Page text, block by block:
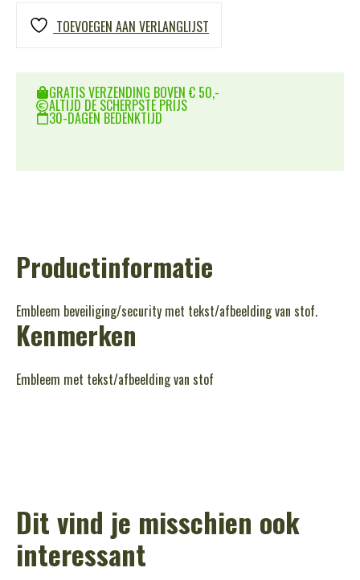
V
#2027
aantal TOEVOEGEN AAN VERLANGLIJST
GRATIS VERZENDING BOVEN € 50,-
ALTIJD DE SCHERPSTE PRIJS
30-DAGEN BEDENKTIJD
Productinformatie
Embleem beveiliging/security met tekst/afbeelding van stof.
Kenmerken
Embleem met tekst/afbeelding van stof
Dit vind je misschien ook
interessant